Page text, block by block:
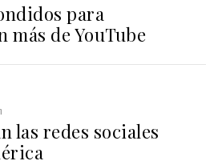
para
de YouTube
las redes sociales